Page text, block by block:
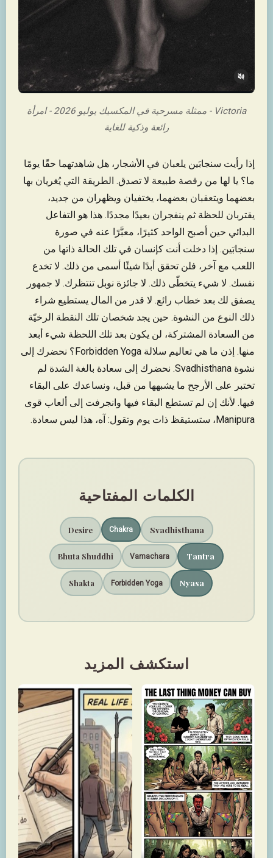
Victoria - ممثلة مسرحية في المكسيك يوليو 2026 - امرأة
رائعة وذكية للغاية
إذا رأيت سنجابَين يلعبان في الأشجار، هل شاهدتهما حقًا يومًا
ما؟ يا لها من رقصة طبيعة لا تصدق. الطريقة التي يُغريان بها
بعضهما ويتعقبان بعضهما، يختفيان ويظهران من جديد،
يقتربان للحظة ثم ينفجران بعيدًا مجددًا. هذا هو التفاعل
البدائي حين أصبح الواحد كثيرًا، معبَّرًا عنه في صورة
سنجابَين. إذا دخلت أنت كإنسان في تلك الحالة ذاتها من
اللعب مع آخر، فلن تحقق أبدًا شيئًا أسمى من ذلك. لا تخدع
نفسك. لا شيء يتخطّى ذلك. لا جائزة نوبل تنتظرك. لا جمهور
يصفق لك بعد خطاب رائع. لا قدر من المال يستطيع شراء
ذلك النوع من النشوة. حين يجد شخصان تلك النقطة الرخيّة
من السعادة المشتركة، لن يكون بعد تلك اللحظة شيء أبعد
منها. إذن ما هي تعاليم سلالة Forbidden Yoga؟ نحضرك إلى
نشوة Svadhisthana. نحضرك إلى سعادة بالغة الشدة لم
تختبر على الأرجح ما يشبهها من قبل، ونساعدك على البقاء
فيها. لأنك إن لم تستطع البقاء فيها وانجرفت إلى ألعاب قوى
Manipura، ستستيقظ ذات يوم وتقول: آه، هذا ليس سعادة.
الكلمات المفتاحية
Svadhisthana
Chakra
Desire
Tantra
Vamachara
Bhuta Shuddhi
Nyasa
Forbidden Yoga
Shakta
استكشف المزيد